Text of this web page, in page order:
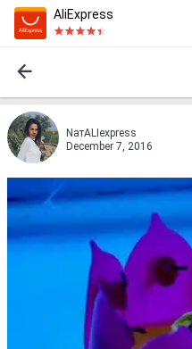
AliExpress
NатALIexpress
December 7, 2016